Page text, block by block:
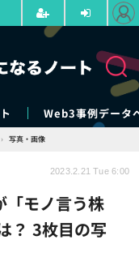
Web3事例データ
› 写真・画像
モノ言う株
？ 3枚目の写
2023.2.21 Tue 6:00